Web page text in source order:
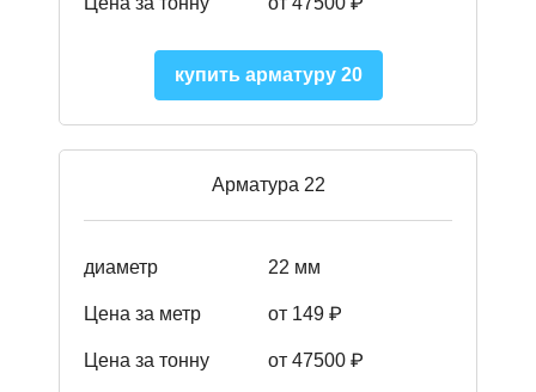
купить арматуру 20
Арматура 22
диаметр 22 мм
Цена за метр от 149 ₽
Цена за тонну от 47500 ₽